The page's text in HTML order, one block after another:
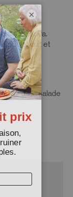
sauce soya.
poulet cuit et
de la salade
×